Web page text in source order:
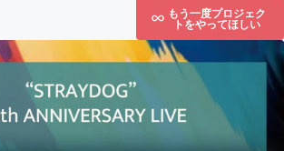
もう一度プロジェク
トをやってほしい